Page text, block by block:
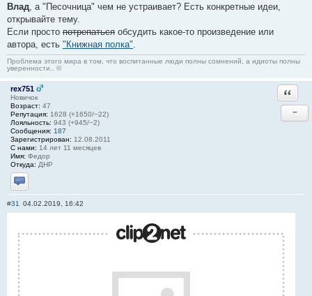
Влад , а "Песочница" чем не устраивает? Есть конкретные идеи,
открывайте тему.
Если просто потрепаться обсудить какое-то произведение или
автора, есть "Книжная полка"
Проблема этого мира в том, что воспитанные люди полны сомнений, а идиоты полны
уверенности.. ©
rex751
Новичок
Возраст: 47
Репутация: 1628 (+1650/−22)
Лояльность: 943 (+945/−2)
Сообщения: 187
Зарегистрирован: 12.08.2011
С нами: 14 лет 11 месяцев
Имя: Федор
Откуда: ДНР
Отправить личное сообщение
−
#31 04.02.2019, 16:42